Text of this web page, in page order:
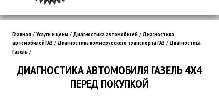
Главная / Услуги и цены / Диагностика автомобилей / Диагностика
автомобилей ГАЗ / Диагностика коммерческого транспорта ГАЗ / Диагностика
Газель /
ДИАГНОСТИКА АВТОМОБИЛЯ ГАЗЕЛЬ 4Х4
ПЕРЕД ПОКУПКОЙ